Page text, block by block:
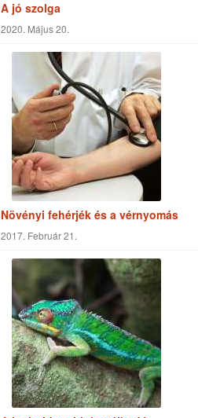
Így rendelte az Úr
2020. Június 29.
A cél, amilyenné válni szeretnél...
2020. Június 02.